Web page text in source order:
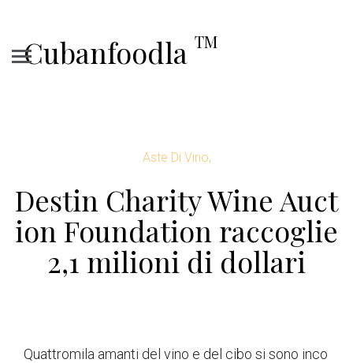
Cubanfoodla TM
Aste Di Vino,
Destin Charity Wine Auct
ion Foundation raccoglie
2,1 milioni di dollari
Quattromila amanti del vino e del cibo si sono inco